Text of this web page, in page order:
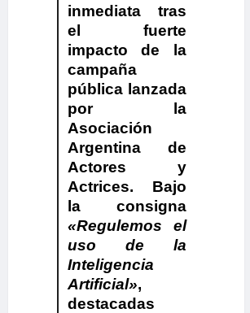
inmediata tras
el fuerte
impacto de la
campaña
pública lanzada
por la
Asociación
Argentina de
Actores y
Actrices. Bajo
la consigna
«Regulemos el
uso de la
Inteligencia
Artificial»,
destacadas